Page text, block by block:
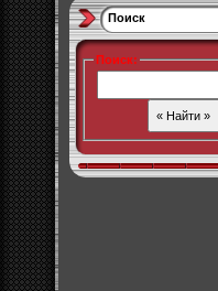
Поиск
Поиск: